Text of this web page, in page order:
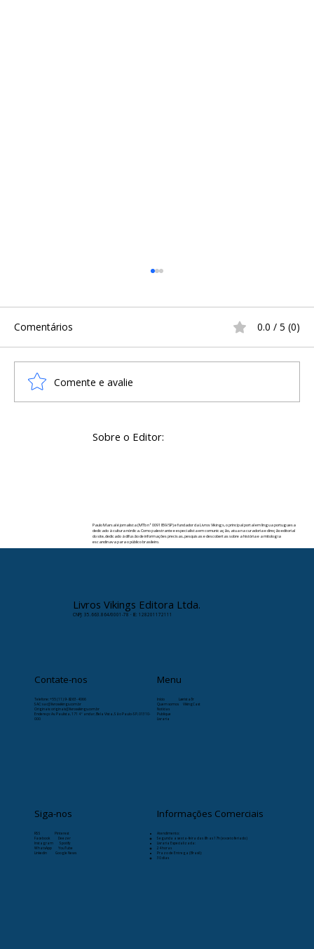
A Infância na Era Viking: Sobrevivência,
Comentários 0.0 / 5 (0)
Comente e avalie
Sobre o Editor:
Paulo Marsal é jornalista (MTb nº 0091859/SP) e fundador da Livros Vikings, o principal portal em língua portuguesa
dedicado à cultura nórdica. Como palestrante e especialista em comunicação, atua na curadoria e direção editorial
do site, dedicado à difusão de informações precisas, pesquisas e descobertas sobre a história e a mitologia
escandinava para o público brasileiro.
Livros Vikings Editora Ltda.
CNPJ: 35.663.864/0001-78 · IE: 128201172111
Contate-nos
Telefone:+55 (11) 9-8263-4066
SAC: sac@livrosvikings.com.br
Originais: originais@livrosvikings.com.br
Endereço: Av. Paulista, 171 4º andar, Bela Vista, São Paulo-SP, 01310-
000
Menu
Início
Læristaðr
Quem somos
VikingCast
Notícias
Publique
Livraria
Siga-nos
RSS
Pinterest
Facebook
Deezer
Instagram
Spotify
WhatsApp
YouTube
Linkedin
Google News
Informações Comerciais
Atendimento:
Segunda a sexta-feira das 8h as 17h (exceto feriado)
Livraria Especializada:
24 horas
Prazo de Entrega (Brasil):
30 dias